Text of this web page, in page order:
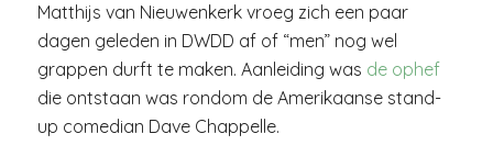
Matthijs van Nieuwenkerk vroeg zich een paar
dagen geleden in DWDD af of “men” nog wel
grappen durft te maken. Aanleiding was de ophef
die ontstaan was rondom de Amerikaanse stand-
up comedian Dave Chappelle.